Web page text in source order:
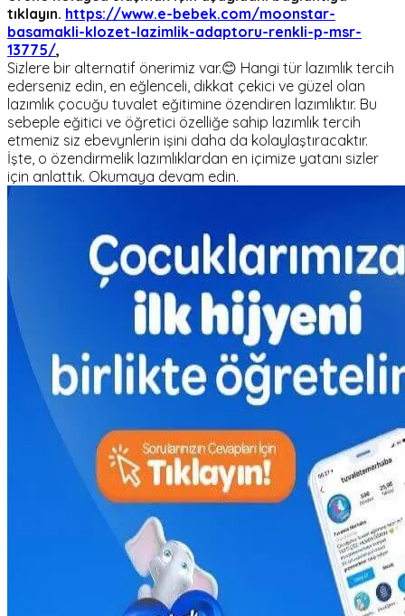
tıklayın. https://www.e-bebek.com/moonstar-
basamakli-klozet-lazimlik-adaptoru-renkli-p-msr-
13775/,
Sizlere bir alternatif önerimiz var.😊 Hangi tür lazımlık tercih
ederseniz edin, en eğlenceli, dikkat çekici ve güzel olan
lazımlık çocuğu tuvalet eğitimine özendiren lazımlıktır. Bu
sebeple eğitici ve öğretici özelliğe sahip lazımlık tercih
etmeniz siz ebevynlerin işini daha da kolaylaştıracaktır.
İşte, o özendirmelik lazımlıklardan en içimize yatanı sizler
için anlattık. Okumaya devam edin.